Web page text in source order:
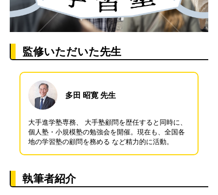
監修いただいた先生
多田 昭寛 先生
大手進学塾専務、 大手塾顧問を歴任すると同時に、
個人塾・小規模塾の勉強会を開催。現在も、全国各
地の学習塾の顧問を務める など精力的に活動。
執筆者紹介